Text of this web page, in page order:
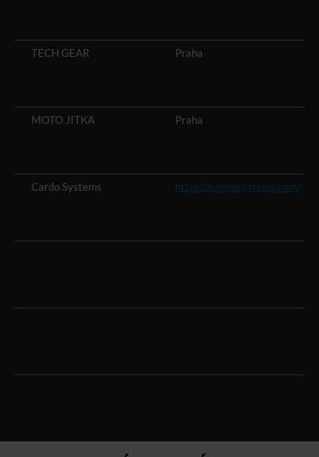
TECH GEAR Praha
MOTO JITKA Praha
Cardo Systems https://cardosystems.com/